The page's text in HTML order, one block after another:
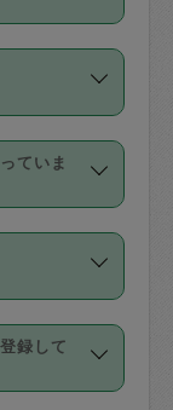
。
フィー
ても大
ド（Vプ
にはご利
ませ
依頼料
なりま
毎週｜
は「ス
できま
い代わ
は有償
のキャ
の場合
1200
、依頼
となり
細」に
ていま
も１回あ
料理、
ってで
、依頼
録して